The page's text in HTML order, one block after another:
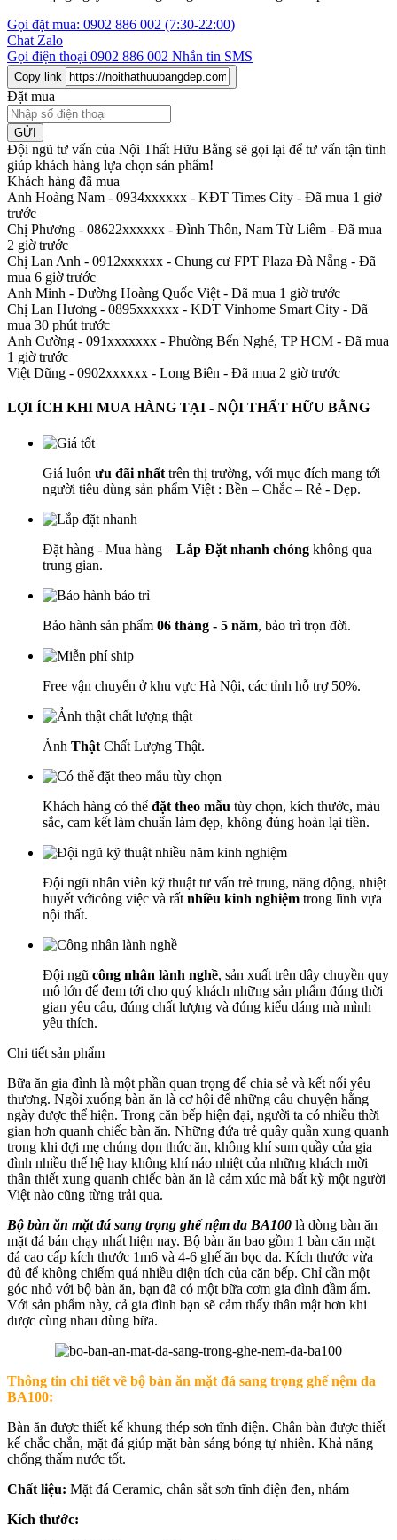
Gọi đặt mua: 0902 886 002 (7:30-22:00)
Chat Zalo
Gọi điện thoại 0902 886 002 Nhắn tin SMS
Copy link
Đặt mua
GỬI
Đội ngũ tư vấn của Nội Thất Hữu Bằng sẽ gọi lại để tư vấn tận tình
giúp khách hàng lựa chọn sản phẩm!
Khách hàng đã mua
Anh Hoàng Nam - 0934xxxxxx - KĐT Times City - Đã mua 1 giờ
trước
Chị Phương - 08622xxxxxx - Đình Thôn, Nam Từ Liêm - Đã mua
2 giờ trước
Chị Lan Anh - 0912xxxxxx - Chung cư FPT Plaza Đà Nẵng - Đã
mua 6 giờ trước
Anh Minh - Đường Hoàng Quốc Việt - Đã mua 1 giờ trước
Chị Lan Hương - 0895xxxxxx - KĐT Vinhome Smart City - Đã
mua 30 phút trước
Anh Cường - 091xxxxxxx - Phường Bến Nghé, TP HCM - Đã mua
1 giờ trước
Việt Dũng - 0902xxxxxx - Long Biên - Đã mua 2 giờ trước
LỢI ÍCH KHI MUA HÀNG TẠI - NỘI THẤT HỮU BẰNG
Giá luôn ưu đãi nhất trên thị trường, với mục đích mang tới
người tiêu dùng sản phẩm Việt : Bền – Chắc – Rẻ - Đẹp.
Đặt hàng - Mua hàng – Lắp Đặt nhanh chóng không qua
trung gian.
Bảo hành sản phẩm 06 tháng - 5 năm, bảo trì trọn đời.
Free vận chuyển ở khu vực Hà Nội, các tỉnh hỗ trợ 50%.
Ảnh Thật Chất Lượng Thật.
Khách hàng có thể đặt theo mẫu tùy chọn, kích thước, màu
sắc, cam kết làm chuẩn làm đẹp, không đúng hoàn lại tiền.
Đội ngũ nhân viên kỹ thuật tư vấn trẻ trung, năng động, nhiệt
huyết vớicông việc và rất nhiều kinh nghiệm trong lĩnh vựa
nội thất.
Đội ngũ công nhân lành nghề, sản xuất trên dây chuyền quy
mô lớn để đem tới cho quý khách những sản phẩm đúng thời
gian yêu câu, đúng chất lượng và đúng kiểu dáng mà mình
yêu thích.
Chi tiết sản phẩm
Bữa ăn gia đình là một phần quan trọng để chia sẻ và kết nối yêu
thương. Ngồi xuống bàn ăn là cơ hội để những câu chuyện hằng
ngày được thể hiện. Trong căn bếp hiện đại, người ta có nhiều thời
gian hơn quanh chiếc bàn ăn. Những đứa trẻ quây quần xung quanh
trong khi đợi mẹ chúng dọn thức ăn, không khí sum quầy của gia
đình nhiều thế hệ hay không khí náo nhiệt của những khách mời
thân thiết xung quanh chiếc bàn ăn là cảm xúc mà bất kỳ một người
Việt nào cũng từng trải qua.
Bộ bàn ăn mặt đá sang trọng ghế nệm da BA100 là dòng bàn ăn
mặt đá bán chạy nhất hiện nay. Bộ bàn ăn bao gồm 1 bàn căn mặt
đá cao cấp kích thước 1m6 và 4-6 ghế ăn bọc da. Kích thước vừa
đủ để không chiếm quá nhiều diện tích của căn bếp. Chỉ cần một
góc nhỏ với bộ bàn ăn, bạn đã có một bữa cơm gia đình đầm ấm.
Với sản phẩm này, cả gia đình bạn sẽ cảm thấy thân mật hơn khi
được cùng nhau dùng bữa.
Thông tin chi tiết về bộ bàn ăn mặt đá sang trọng ghế nệm da
BA100:
Bàn ăn được thiết kế khung thép sơn tĩnh điện. Chân bàn được thiết
kế chắc chắn, mặt đá giúp mặt bàn sáng bóng tự nhiên. Khả năng
chống thấm nước tốt.
Chất liệu: Mặt đá Ceramic, chân sắt sơn tĩnh điện đen, nhám
Kích thước: